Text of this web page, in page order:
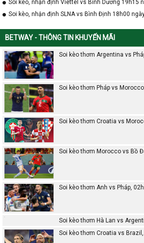
Soi kèo, nhận định Viettel vs Bình Dương 19h15
Soi kèo, nhận định SLNA vs Bình Định 18h00
BETWAY - THÔNG TIN KHUYẾN MÃI
Soi kèo thơm Argentina vs
Soi kèo thơm Pháp vs
Soi kèo thơm Croatia vs
Soi kèo thơm Morocco vs Bồ
Soi kèo thơm Anh vs Pháp,
Soi kèo thơm Hà Lan vs
Soi kèo thơm Croatia vs